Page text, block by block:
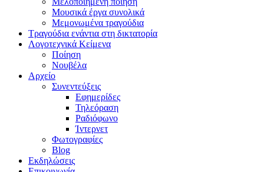
Μουσικά έργα συνολικά
Μεμονωμένα τραγούδια
Τραγούδια ενάντια στη δικτατορία
Λογοτεχνικά Κείμενα
Ποίηση
Νουβέλα
Αρχείο
Συνεντεύξεις
Εφημερίδες
Τηλεόραση
Ραδιόφωνο
Ίντερνετ
Φωτογραφίες
Blog
Εκδηλώσεις